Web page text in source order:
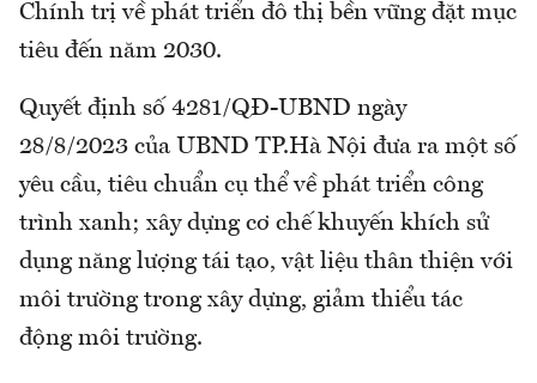
Chính trị về phát triển đô thị bền vững đặt mục
tiêu đến năm 2030.
Quyết định số 4281/QĐ-UBND ngày
28/8/2023 của UBND TP.Hà Nội đưa ra một số
yêu cầu, tiêu chuẩn cụ thể về phát triển công
trình xanh; xây dựng cơ chế khuyến khích sử
dụng năng lượng tái tạo, vật liệu thân thiện với
môi trường trong xây dựng, giảm thiểu tác
động môi trường.